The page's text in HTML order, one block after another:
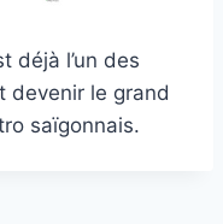
déjà l’un des
devenir le grand
saïgonnais.